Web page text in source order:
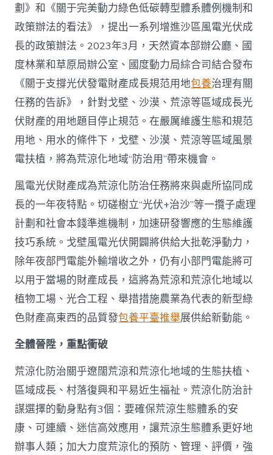
劃》和《關于完美動力綠色低碳轉型體系體例機制和
政策辦法的看法》，提出一系列增進沙區風電光伏成
長的政策辦法。2023年3月，天然資本部辦公廳、國
度林業和草原局辦公室、國度動力局綜合司結合發布
《關于支撐光伏發電財產成長規范用地包養治理有關
任務的告訴》，針對戈壁、沙漠、荒涼等區域成長光
伏財產的用地題目停止規范。在嚴厲維護生態和規范
用地、用水的條件下，戈壁、沙漠、荒涼等區域風景
電扶植，將為荒涼化地域“防治用”帶來機會。
風電光伏財產成為荒涼化防治任務將來與處所協同成
長的一年夜特點。切磋樹立“光伏+治沙”等一攬子處理
計劃和社會本錢準進機制，加速研發響應的生態維護
技巧系統。戈壁風電光伏開闢將供給大批乾淨動力，
除年夜部門電能外輸增收之外，仍有小部門電能將可
以用于當場的財產成長，這將為荒涼和荒涼化地域以
植物工場、光合工程、舉措措施農業為代表的新型綠
色財產高東西的品質發包養平臺推舉展供給新動能。
全體晉陞，重點衝破
荒涼化防治關乎遼闊荒涼和荒涼化地域的生態扶植、
區域成長、村落復興和平易近生福祉。荒涼化防治計
謀選擇的動身點有3個：要確保荒涼生態體系的安
康、可連續、迷信高效應用，讓荒涼生態體系更好地
辦事人類；加大力度荒涼化的預防、管理、評價，強